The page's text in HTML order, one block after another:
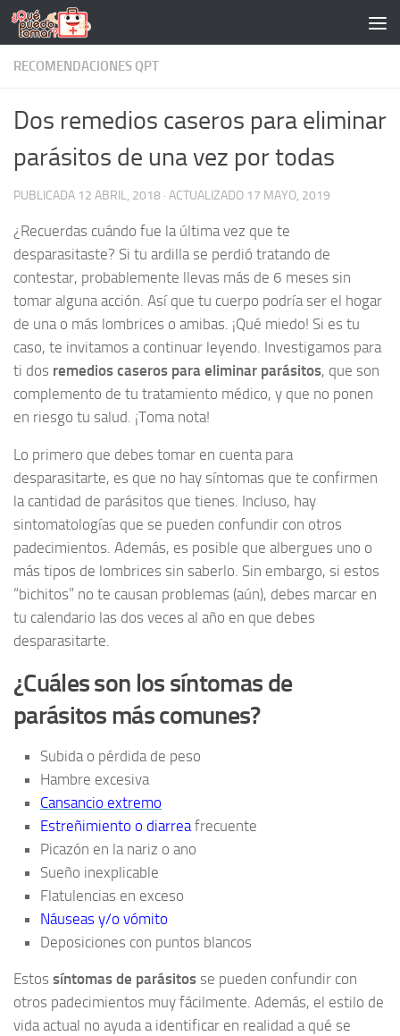
Saltar al contenido
RECOMENDACIONES QPT
Dos remedios caseros para eliminar
parásitos de una vez por todas
PUBLICADA 12 ABRIL, 2018 · ACTUALIZADO 17 MAYO, 2019
¿Recuerdas cuándo fue la última vez que te
desparasitaste? Si tu ardilla se perdió tratando de
contestar, probablemente llevas más de 6 meses sin
tomar alguna acción. Así que tu cuerpo podría ser el hogar
de una o más lombrices o amibas. ¡Qué miedo! Si es tu
caso, te invitamos a continuar leyendo. Investigamos para
ti dos remedios caseros para eliminar parásitos, que son
complemento de tu tratamiento médico, y que no ponen
en riesgo tu salud. ¡Toma nota!
Lo primero que debes tomar en cuenta para
desparasitarte, es que no hay síntomas que te confirmen
la cantidad de parásitos que tienes. Incluso, hay
sintomatologías que se pueden confundir con otros
padecimientos. Además, es posible que albergues uno o
más tipos de lombrices sin saberlo. Sin embargo, si estos
“bichitos” no te causan problemas (aún), debes marcar en
tu calendario las dos veces al año en que debes
desparasitarte.
¿Cuáles son los síntomas de
parásitos más comunes?
Subida o pérdida de peso
Hambre excesiva
Cansancio extremo
Estreñimiento o diarreafrecuente
Picazón en la nariz o ano
Sueño inexplicable
Flatulencias en exceso
Náuseas y/o vómito
Deposiciones con puntos blancos
Estos síntomas de parásitos se pueden confundir con
otros padecimientos muy fácilmente. Además, el estilo de
vida actual no ayuda a identificar en realidad a qué se